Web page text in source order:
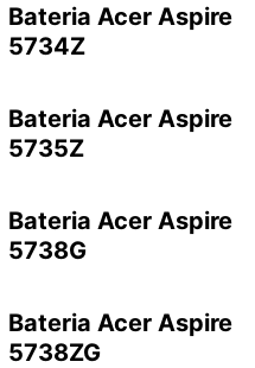
Bateria Acer Aspire
5734Z
Bateria Acer Aspire
5735Z
Bateria Acer Aspire
5738G
Bateria Acer Aspire
5738ZG